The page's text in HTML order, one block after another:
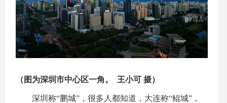
（图为深圳市中心区一角。 王小可 摄）
深圳称“鹏城”，很多人都知道，大连称“鲲城”，